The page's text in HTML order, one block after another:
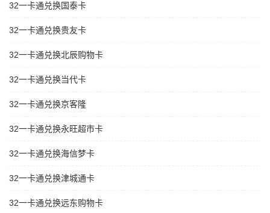
32一卡通兑换国泰卡
32一卡通兑换贵友卡
32一卡通兑换北辰购物卡
32一卡通兑换当代卡
32一卡通兑换京客隆
32一卡通兑换永旺超市卡
32一卡通兑换海信梦卡
32一卡通兑换津城通卡
32一卡通兑换远东购物卡